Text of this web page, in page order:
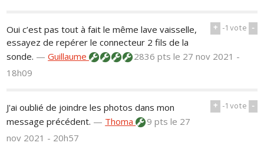
+ -1vote -
Oui c’est pas tout à fait le même lave vaisselle,
essayez de repérer le connecteur 2 fils de la
sonde. —Guillaume 2836 ptsle 27 nov 2021 -
18h09
+ -1vote -
J'ai oublié de joindre les photos dans mon
message précédent. — Thoma 9 ptsle 27
nov 2021 - 20h57